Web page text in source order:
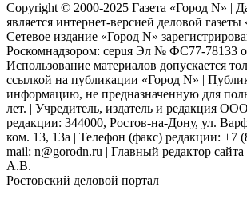
Copyright © 2000-2025 Газета «Город N» |
является интернет-версией деловой газеты
Сетевое издание «Город N»
Роскомнадзором: серuя Эл № ФС77-78133
Использование материалов допускается
ссылкой на публикации «Город N» |
информацию, не предназначенную для
лет. | Учредитель, издатель и редакция
редакции: 344000, Ростов-на-Дону, ул.
ком. 13, 13а | Телефон (факс) редакции: +7
mail: n@gorodn.ru | Главный редактор
А.В.
Ростовский деловой портал